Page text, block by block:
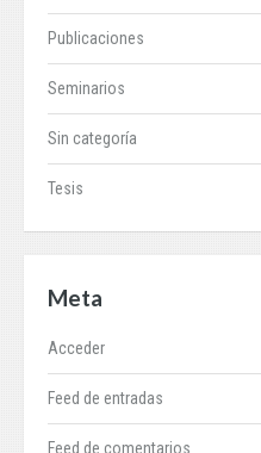
Publicaciones
Seminarios
Sin categoría
Tesis
Meta
Acceder
Feed de entradas
Feed de comentarios